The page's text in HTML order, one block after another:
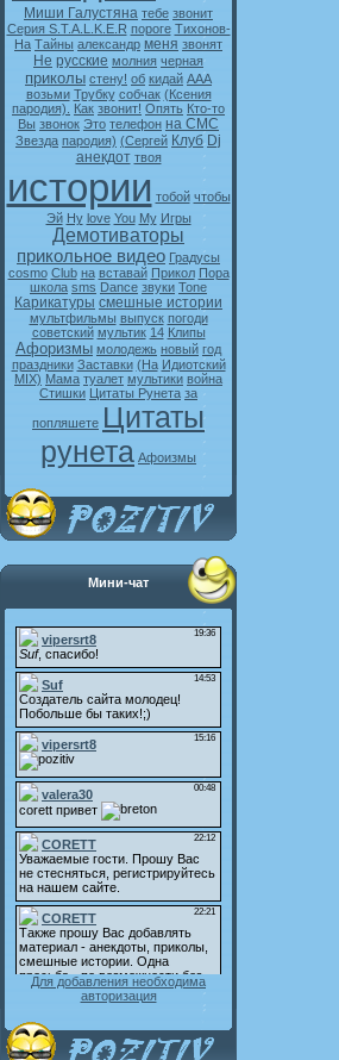
Миши Галустяна тебе звонит
Серия S.T.A.L.K.E.R пороге Тихонов-
На Тайны александр меня звонят
Не русские молния черная
приколы стену! об кидай ААА
возьми Трубку собчак (Ксения
пародия).
Как звонит! Опять Кто-то
Вы звонок Это телефон на СМС
Звезда пародия) (Сергей Клуб Dj
анекдот твоя
истории тобой чтобы
Эй Ну love You My Игры
Демотиваторы
прикольное видео Градусы
cosmo Club на вставай Прикол Пора
школа sms Dance звуки Tone
Карикатуры смешные истории
мультфильмы выпуск погоди
советский мультик 14 Клипы
Афоризмы молодежь новый год
праздники Заставки (На Идиотский
MIX) Мама туалет мультики война
Стишки Цитаты Рунета за
попляшете Цитаты
рунета Афоизмы
Мини-чат
Для добавления необходима
авторизация